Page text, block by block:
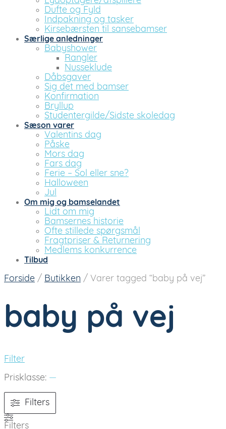
Dufte og Fyld
Indpakning og tasker
Kirsebærsten til sansebamser
Særlige anledninger
Babyshower
Rangler
Nusseklude
Dåbsgaver
Sig det med bamser
Konfirmation
Bryllup
Studentergilde/Sidste skoledag
Sæson varer
Valentins dag
Påske
Mors dag
Fars dag
Ferie – Sol eller sne?
Halloween
Jul
Om mig og bamselandet
Lidt om mig
Bamsernes historie
Ofte stillede spørgsmål
Fragtpriser & Returnering
Medlems konkurrence
Tilbud
Forside / Butikken / Varer tagged “baby på vej”
baby på vej
Filter
Prisklasse: —
Filters
Filters